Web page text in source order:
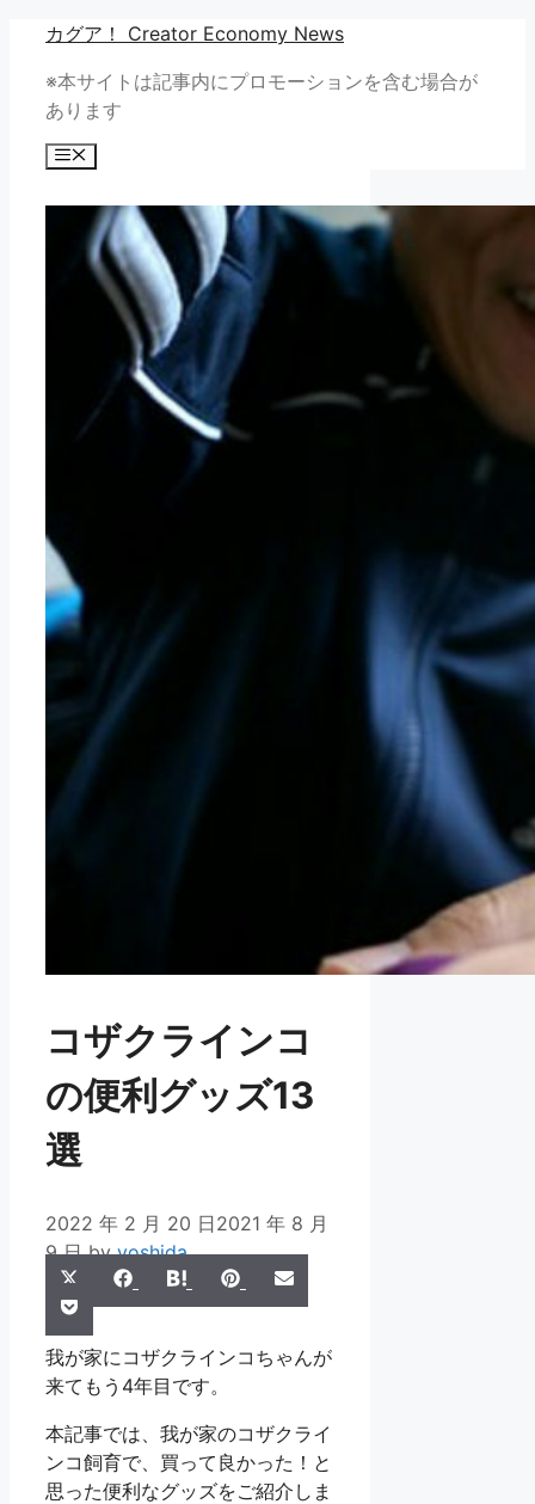
カグア！ Creator Economy News
※本サイトは記事内にプロモーションを含む場合が
あります
メ
ー
コザクラインコ
の便利グッズ13
選
2022 年 2 月 20 日2021 年 8 月
9 日 byyoshida
Share
on
(Twitter)
Share
on
Facebook
Share
on
Hatena Share
on
PinterestShare
on
Share
on
Pocket
我が家にコザクラインコちゃんが
来てもう4年目です。
本記事では、我が家のコザクライ
ンコ飼育で、買って良かった！と
思った便利なグッズをご紹介しま